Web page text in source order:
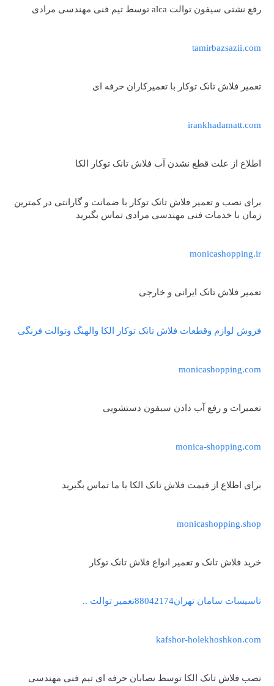
رفع نشتی سیفون توالت alca توسط تیم فنی مهندسی مرادی
tamirbazsazii.com
تعمیر فلاش تانک توکار با تعمیرکاران حرفه ای
irankhadamatt.com
اطلاع از علت قطع نشدن آب فلاش تانک توکار الکا
برای نصب و تعمیر فلاش تانک توکار با ضمانت و گارانتی در کمترین
زمان با خدمات فنی مهندسی مرادی تماس بگیرید
monicashopping.ir
تعمیر فلاش تانک ایرانی و خارجی
فروش لوازم وقطعات فلاش تانک توکار الکا والهنگ وتوالت فرنگی
monicashopping.com
تعمیرات و رفع آب دادن سیفون دستشویی
monica-shopping.com
برای اطلاع از قیمت فلاش تانک الکا با ما تماس بگیرید
monicashopping.shop
خرید فلاش تانک و تعمیر انواع فلاش تانک توکار
تاسیسات سامان تهران88042174تعمیر توالت ..
kafshor-holekhoshkon.com
نصب فلاش تانک الکا توسط نصابان حرفه ای تیم فنی مهندسی